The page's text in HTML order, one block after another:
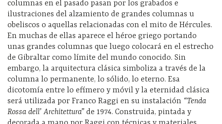
columnas en el pasado pasan por los grabados e
ilustraciones del alzamiento de grandes columnas u
obeliscos o aquellas relacionadas con el mito de Hércules.
En muchas de ellas aparece el héroe griego portando
unas grandes columnas que luego colocará en el estrecho
de Gibraltar como límite del mundo conocido. Sin
embargo, la arquitectura clásica simboliza a través de la
columna lo permanente, lo sólido, lo eterno. Esa
dicotomía entre lo efímero y móvil y la eternidad clásica
será utilizada por Franco Raggi en su instalación “Tenda
Rossa dell’ Architettura” de 1974. Construida, pintada y